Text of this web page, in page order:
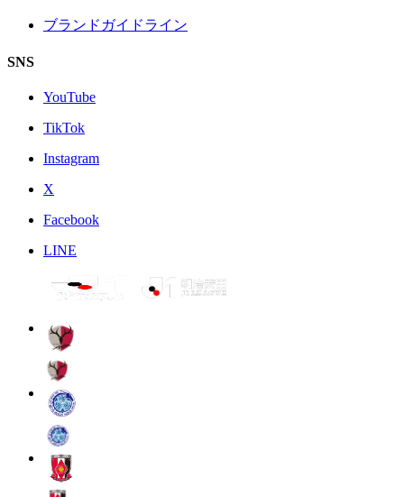
ブランドガイドライン
SNS
YouTube
TikTok
Instagram
X
Facebook
LINE